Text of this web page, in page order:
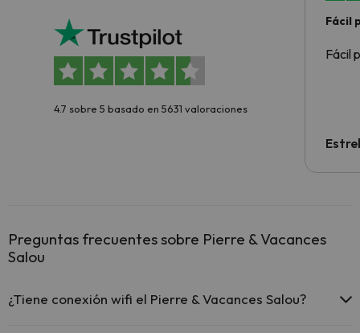
4.7 sobre 5 basado en 5631 valoraciones
Fácil
Fácil
Preguntas frecuentes sobre Pierre & Vacances
Salou
¿Tiene conexión wifi el Pierre & Vacances Salou?